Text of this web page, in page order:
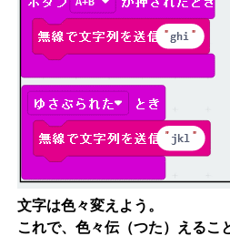
文字は色々変えよう。
これで、色々伝（つた）えるこ